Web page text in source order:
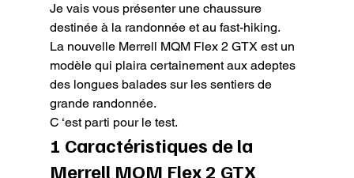
Je vais vous présenter une chaussure
destinée à la randonnée et au fast-hiking.
La nouvelle Merrell MQM Flex 2 GTX est un
modèle qui plaira certainement aux adeptes
des longues balades sur les sentiers de
grande randonnée.
C ‘est parti pour le test.
1 Caractéristiques de la
Merrell MQM Flex 2 GTX